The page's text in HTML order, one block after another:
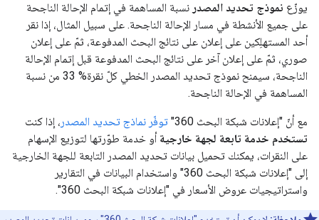
يوزّع نموذج تحديد المصدر نسبة المساهمة في إتمام الإحالة الناجحة
على جميع الأنشطة في مسار الإحالة الناجحة. على سبيل المثال، إذا نقر
أحد المستهلِكين على إعلان على نتائج البحث المدفوعة، ثمّ على إعلان
صوري، ثمّ على إعلان آخر على نتائج البحث المدفوعة قبل إتمام الإحالة
الناجحة، سيمنح نموذج تحديد المصدر الخطي كلّ نقرة% 33 من نسبة
المساهمة في الإحالة الناجحة.
مع أنّ "إعلانات شبكة البحث 360" توفّر نماذج تحديد المصدر ، إذا كنت
تستخدم خدمة تابعة لجهة خارجية أو خدمة طوّرتها لتوزيع الإسهام
على النقرات، يمكنك تحميل بيانات تحديد المصدر التابعة للجهة الخارجية
إلى "إعلانات شبكة البحث 360" واستخدام البيانات في التقارير
واستراتيجيات عروض الأسعار في "إعلانات شبكة البحث 360".